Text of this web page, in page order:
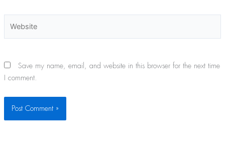
Save my name, email, and website in this browser for the next time
I comment.